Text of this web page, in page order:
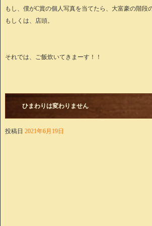
もし、僕がC賞の個人写真を当てたら、大富豪の階段
もしくは、店頭。
それでは、ご飯炊いてきまーす！！
ひまわりは変わりません
投稿日 2021年6月19日